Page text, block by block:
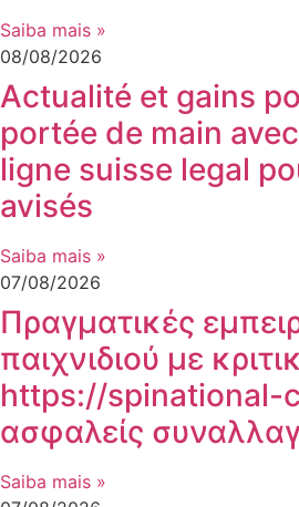
Saiba mais »
08/08/2026
Actualité et gains
portée de main
ligne suisse legal
avisés
Saiba mais »
07/08/2026
Πραγματικές
παιχνιδιού με
https://spinational-
ασφαλείς
Saiba mais »